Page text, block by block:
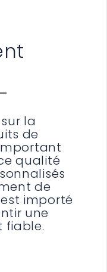
la
de
qualité
de
importé
une
fiable.